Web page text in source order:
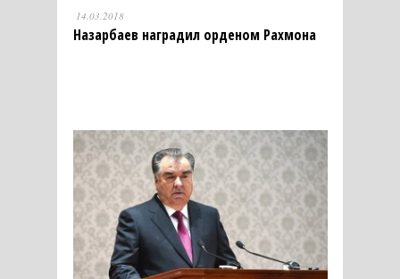
14.03.2018
Назарбаев наградил орденом Рахмона